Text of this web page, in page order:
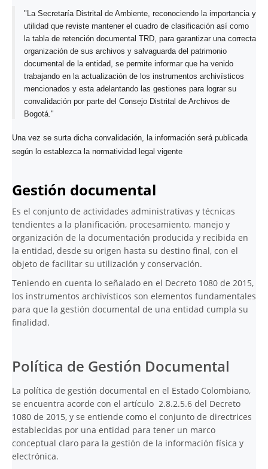
"La Secretaría Distrital de Ambiente, reconociendo la importancia y
utilidad que reviste mantener el cuadro de clasificación así como
la tabla de retención documental TRD, para garantizar una correcta
organización de sus archivos y salvaguarda del patrimonio
documental de la entidad, se permite informar que ha venido
trabajando en la actualización de los instrumentos archivísticos
mencionados y esta adelantando las gestiones para lograr su
convalidación por parte del Consejo Distrital de Archivos de
Bogotá."
Una vez se surta dicha convalidación, la información será publicada
según lo establezca la normatividad legal vigente
Gestión documental
Es el conjunto de actividades administrativas y técnicas
tendientes a la planificación, procesamiento, manejo y
organización de la documentación producida y recibida en
la entidad, desde su origen hasta su destino final, con el
objeto de facilitar su utilización y conservación.
Teniendo en cuenta lo señalado en el Decreto 1080 de 2015,
los instrumentos archivísticos son elementos fundamentales
para que la gestión documental de una entidad cumpla su
finalidad.
Política de Gestión Documental
La política de gestión documental en el Estado Colombiano,
se encuentra acorde con el artículo 2.8.2.5.6 del Decreto
1080 de 2015, y se entiende como el conjunto de directrices
establecidas por una entidad para tener un marco
conceptual claro para la gestión de la información física y
electrónica.